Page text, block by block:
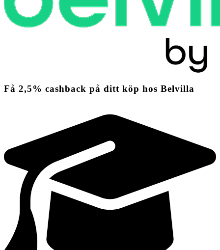
Få 2,5% cashback på ditt köp hos Belvilla